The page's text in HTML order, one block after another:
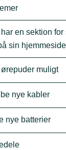
en sektion
sin
muligt
nye kabler
nye batterier